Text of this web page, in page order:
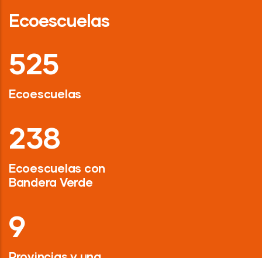
Ecoescuelas
718
Ecoescuelas
326
Ecoescuelas con
Bandera Verde
13